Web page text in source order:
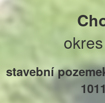
stavební